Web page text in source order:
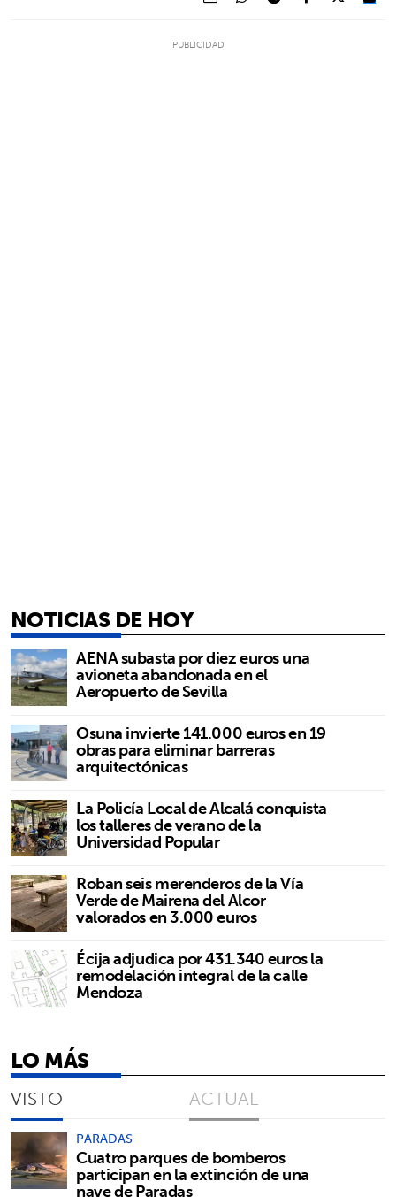
NOTICIAS DE HOY
AENA subasta por diez euros una
avioneta abandonada en el
Aeropuerto de Sevilla
Osuna invierte 141.000 euros en 19
obras para eliminar barreras
arquitectónicas
La Policía Local de Alcalá conquista
los talleres de verano de la
Universidad Popular
Roban seis merenderos de la Vía
Verde de Mairena del Alcor
valorados en 3.000 euros
Écija adjudica por 431.340 euros la
remodelación integral de la calle
Mendoza
LO MÁS
VISTO ACTUAL
PARADAS
Cuatro parques de bomberos
participan en la extinción de una
nave de Paradas